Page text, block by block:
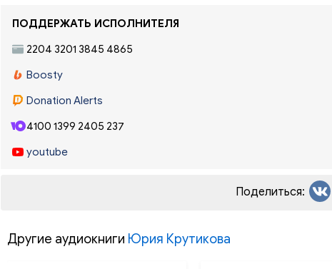
ПОДДЕРЖАТЬ ИСПОЛНИТЕЛЯ
2204 3201 3845 4865
Boosty
Donation Alerts
4100 1399 2405 237
youtube
Поделиться:
Другие аудиокниги Юрия Крутикова